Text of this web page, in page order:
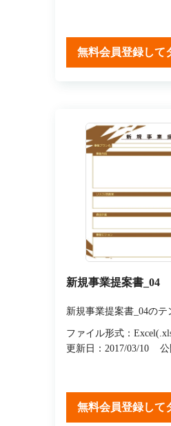
無料会員登録して
新規事業提案書_04
新規事業提案書_04の
ファイル形式：
更新日：2017/03/10
公
無料会員登録して